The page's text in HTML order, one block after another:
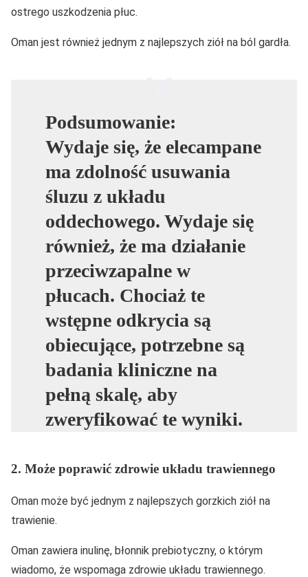
ostrego uszkodzenia płuc.
Oman jest również jednym z najlepszych ziół na ból gardła.
Podsumowanie:
Wydaje się, że elecampane
ma zdolność usuwania
śluzu z układu
oddechowego. Wydaje się
również, że ma działanie
przeciwzapalne w
płucach. Chociaż te
wstępne odkrycia są
obiecujące, potrzebne są
badania kliniczne na
pełną skalę, aby
zweryfikować te wyniki.
2. Może poprawić zdrowie układu trawiennego
Oman może być jednym z najlepszych gorzkich ziół na
trawienie.
Oman zawiera inulinę, błonnik prebiotyczny, o którym
wiadomo, że wspomaga zdrowie układu trawiennego.